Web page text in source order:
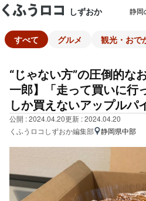
しずおか 静岡
すべて グルメ 観光・おで
“じゃない方”の圧倒的な
一郎】「走って買いに行
しか買えないアップルパ
公開 : 2024.04.20更新 : 2024.04.20
くふうロコしずおか編集部
静岡県中部